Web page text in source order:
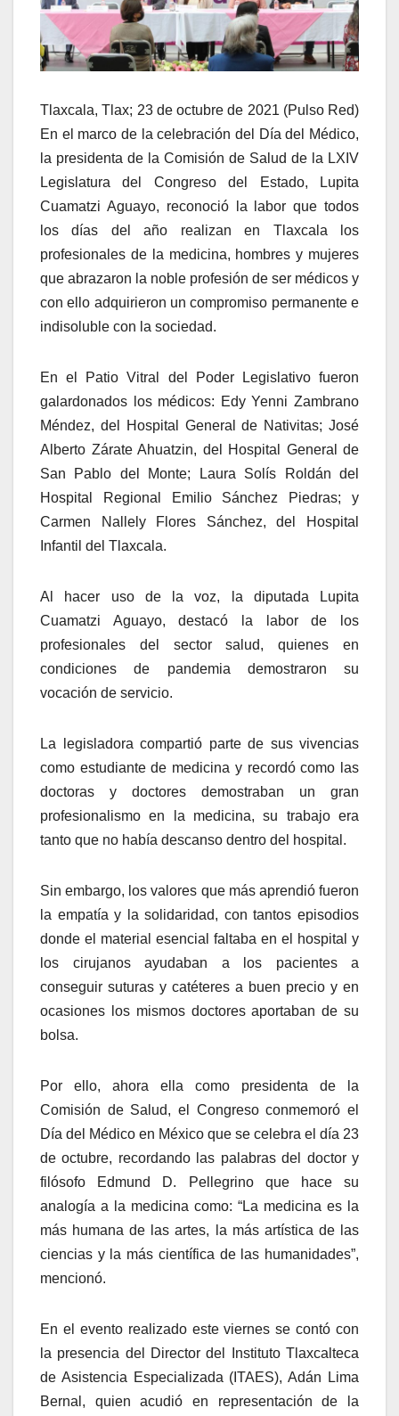
Tlaxcala, Tlax; 23 de octubre de 2021 (Pulso Red)
En el marco de la celebración del Día del Médico,
la presidenta de la Comisión de Salud de la LXIV
Legislatura del Congreso del Estado, Lupita
Cuamatzi Aguayo, reconoció la labor que todos
los días del año realizan en Tlaxcala los
profesionales de la medicina, hombres y mujeres
que abrazaron la noble profesión de ser médicos y
con ello adquirieron un compromiso permanente e
indisoluble con la sociedad.
En el Patio Vitral del Poder Legislativo fueron
galardonados los médicos: Edy Yenni Zambrano
Méndez, del Hospital General de Nativitas; José
Alberto Zárate Ahuatzin, del Hospital General de
San Pablo del Monte; Laura Solís Roldán del
Hospital Regional Emilio Sánchez Piedras; y
Carmen Nallely Flores Sánchez, del Hospital
Infantil del Tlaxcala.
Al hacer uso de la voz, la diputada Lupita
Cuamatzi Aguayo, destacó la labor de los
profesionales del sector salud, quienes en
condiciones de pandemia demostraron su
vocación de servicio.
La legisladora compartió parte de sus vivencias
como estudiante de medicina y recordó como las
doctoras y doctores demostraban un gran
profesionalismo en la medicina, su trabajo era
tanto que no había descanso dentro del hospital.
Sin embargo, los valores que más aprendió fueron
la empatía y la solidaridad, con tantos episodios
donde el material esencial faltaba en el hospital y
los cirujanos ayudaban a los pacientes a
conseguir suturas y catéteres a buen precio y en
ocasiones los mismos doctores aportaban de su
bolsa.
Por ello, ahora ella como presidenta de la
Comisión de Salud, el Congreso conmemoró el
Día del Médico en México que se celebra el día 23
de octubre, recordando las palabras del doctor y
filósofo Edmund D. Pellegrino que hace su
analogía a la medicina como: “La medicina es la
más humana de las artes, la más artística de las
ciencias y la más científica de las humanidades”,
mencionó.
En el evento realizado este viernes se contó con
la presencia del Director del Instituto Tlaxcalteca
de Asistencia Especializada (ITAES), Adán Lima
Bernal, quien acudió en representación de la